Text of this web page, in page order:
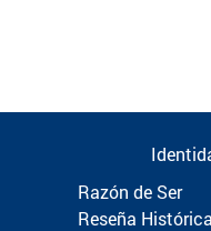
Razón de Ser
Reseña Histórica